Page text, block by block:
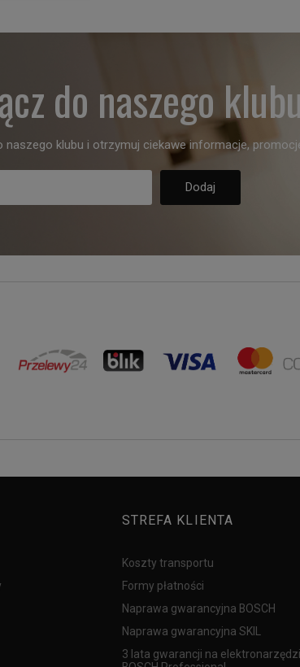
do naszego
naszego klubu i otrzymuj ciekawe informacje,
STREFA KLIENTA
Koszty transportu
Formy płatności
Naprawa gwarancyjna BOSCH
Naprawa gwarancyjna SKIL
3 lata gwarancji na